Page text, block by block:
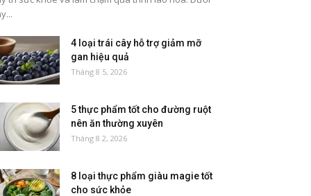
4 loại trái cây hỗ trợ giảm mỡ
gan hiệu quả
Tháng 8 5, 2026
5 thực phẩm tốt cho đường ruột
nên ăn thường xuyên
Tháng 8 2, 2026
8 loại thực phẩm giàu magie tốt
cho sức khỏe